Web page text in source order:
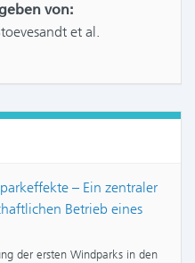
von:
et al.
– Ein zentraler
Betrieb eines
der ersten Windparks in den